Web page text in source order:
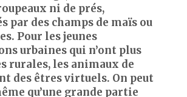
ni de prés,
par des champs de maïs ou
Pour les jeunes
urbaines qui n’ont plus
rurales, les animaux de
des êtres virtuels. On peut
qu’une grande partie